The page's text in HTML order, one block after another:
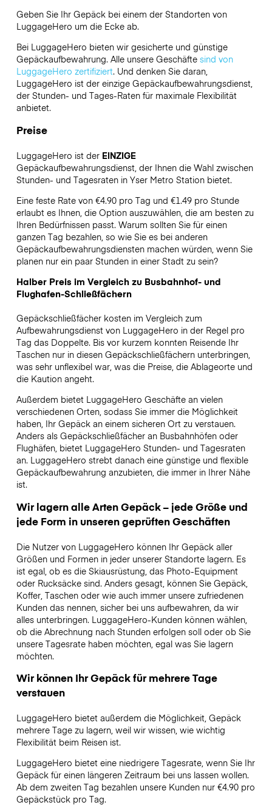
Geben Sie Ihr Gepäck bei einem der Standorten von
LuggageHero um die Ecke ab.
Bei LuggageHero bieten wir gesicherte und günstige
Gepäckaufbewahrung. Alle unsere Geschäfte sind von
LuggageHero zertifiziert. Und denken Sie daran,
LuggageHero ist der einzige Gepäckaufbewahrungsdienst,
der Stunden- und Tages-Raten für maximale Flexibilität
anbietet.
Preise
LuggageHero ist der EINZIGE
Gepäckaufbewahrungsdienst, der Ihnen die Wahl zwischen
Stunden- und Tagesraten in Yser Metro Station bietet.
Eine feste Rate von €4.90 pro Tag und €1.49 pro Stunde
erlaubt es Ihnen, die Option auszuwählen, die am besten zu
Ihren Bedürfnissen passt. Warum sollten Sie für einen
ganzen Tag bezahlen, so wie Sie es bei anderen
Gepäckaufbewahrungsdiensten machen würden, wenn Sie
planen nur ein paar Stunden in einer Stadt zu sein?
Halber Preis im Vergleich zu Busbahnhof- und
Flughafen-Schließfächern
Gepäckschließfächer kosten im Vergleich zum
Aufbewahrungsdienst von LuggageHero in der Regel pro
Tag das Doppelte. Bis vor kurzem konnten Reisende Ihr
Taschen nur in diesen Gepäckschließfächern unterbringen,
was sehr unflexibel war, was die Preise, die Ablageorte und
die Kaution angeht.
Außerdem bietet LuggageHero Geschäfte an vielen
verschiedenen Orten, sodass Sie immer die Möglichkeit
haben, Ihr Gepäck an einem sicheren Ort zu verstauen.
Anders als Gepäckschließfächer an Busbahnhöfen oder
Flughäfen, bietet LuggageHero Stunden- und Tagesraten
an. LuggageHero strebt danach eine günstige und flexible
Gepäckaufbewahrung anzubieten, die immer in Ihrer Nähe
ist.
Wir lagern alle Arten Gepäck – jede Größe und
jede Form in unseren geprüften Geschäften
Die Nutzer von LuggageHero können Ihr Gepäck aller
Größen und Formen in jeder unserer Standorte lagern. Es
ist egal, ob es die Skiausrüstung, das Photo-Equipment
oder Rucksäcke sind. Anders gesagt, können Sie Gepäck,
Koffer, Taschen oder wie auch immer unsere zufriedenen
Kunden das nennen, sicher bei uns aufbewahren, da wir
alles unterbringen. LuggageHero-Kunden können wählen,
ob die Abrechnung nach Stunden erfolgen soll oder ob Sie
unsere Tagesrate haben möchten, egal was Sie lagern
möchten.
Wir können Ihr Gepäck für mehrere Tage
verstauen
LuggageHero bietet außerdem die Möglichkeit, Gepäck
mehrere Tage zu lagern, weil wir wissen, wie wichtig
Flexibilität beim Reisen ist.
LuggageHero bietet eine niedrigere Tagesrate, wenn Sie Ihr
Gepäck für einen längeren Zeitraum bei uns lassen wollen.
Ab dem zweiten Tag bezahlen unsere Kunden nur €4.90 pro
Gepäckstück pro Tag.